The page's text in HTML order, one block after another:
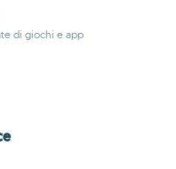
di giochi e app